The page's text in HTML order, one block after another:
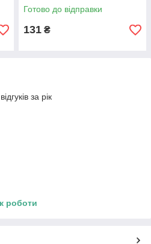
Готово до відправки
131 ₴
за рік
роботи